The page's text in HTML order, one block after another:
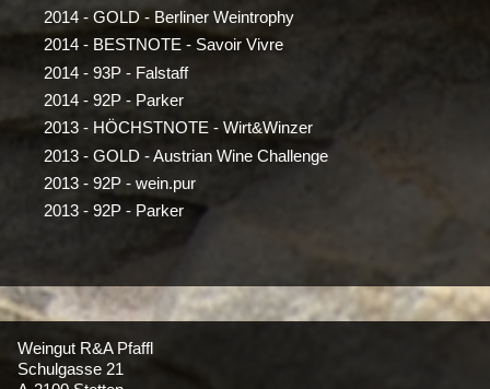
2014 - GOLD - Berliner Weintrophy
2014 - BESTNOTE - Savoir Vivre
2014 - 93P - Falstaff
2014 - 92P - Parker
2013 - HÖCHSTNOTE - Wirt&Winzer
2013 - GOLD - Austrian Wine Challenge
2013 - 92P - wein.pur
2013 - 92P - Parker
Weingut R&A Pfaffl
Schulgasse 21